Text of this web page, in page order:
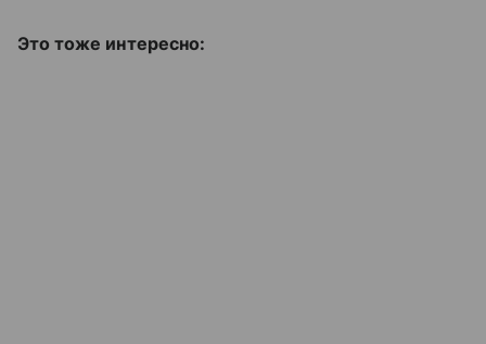
Это тоже интересно: